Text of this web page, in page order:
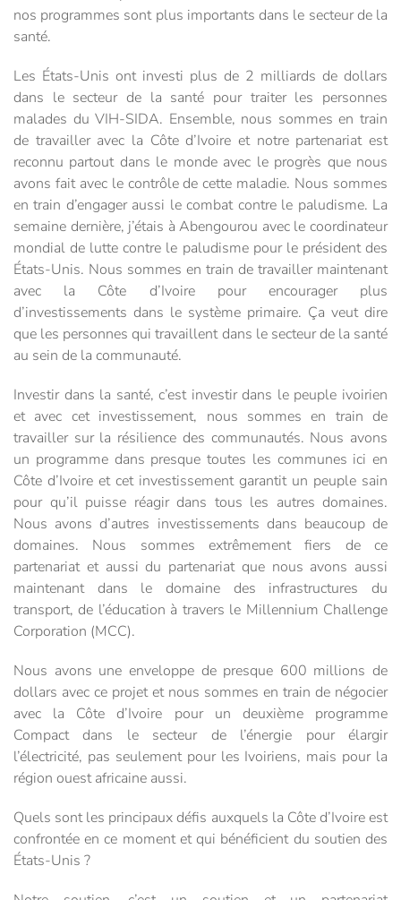
nos programmes sont plus importants dans le secteur de la
santé.
Les États-Unis ont investi plus de 2 milliards de dollars
dans le secteur de la santé pour traiter les personnes
malades du VIH-SIDA. Ensemble, nous sommes en train
de travailler avec la Côte d’Ivoire et notre partenariat est
reconnu partout dans le monde avec le progrès que nous
avons fait avec le contrôle de cette maladie. Nous sommes
en train d’engager aussi le combat contre le paludisme. La
semaine dernière, j’étais à Abengourou avec le coordinateur
mondial de lutte contre le paludisme pour le président des
États-Unis. Nous sommes en train de travailler maintenant
avec la Côte d’Ivoire pour encourager plus
d’investissements dans le système primaire. Ça veut dire
que les personnes qui travaillent dans le secteur de la santé
au sein de la communauté.
Investir dans la santé, c’est investir dans le peuple ivoirien
et avec cet investissement, nous sommes en train de
travailler sur la résilience des communautés. Nous avons
un programme dans presque toutes les communes ici en
Côte d’Ivoire et cet investissement garantit un peuple sain
pour qu’il puisse réagir dans tous les autres domaines.
Nous avons d’autres investissements dans beaucoup de
domaines. Nous sommes extrêmement fiers de ce
partenariat et aussi du partenariat que nous avons aussi
maintenant dans le domaine des infrastructures du
transport, de l’éducation à travers le Millennium Challenge
Corporation (MCC).
Nous avons une enveloppe de presque 600 millions de
dollars avec ce projet et nous sommes en train de négocier
avec la Côte d’Ivoire pour un deuxième programme
Compact dans le secteur de l’énergie pour élargir
l’électricité, pas seulement pour les Ivoiriens, mais pour la
région ouest africaine aussi.
Quels sont les principaux défis auxquels la Côte d’Ivoire est
confrontée en ce moment et qui bénéficient du soutien des
États-Unis ?